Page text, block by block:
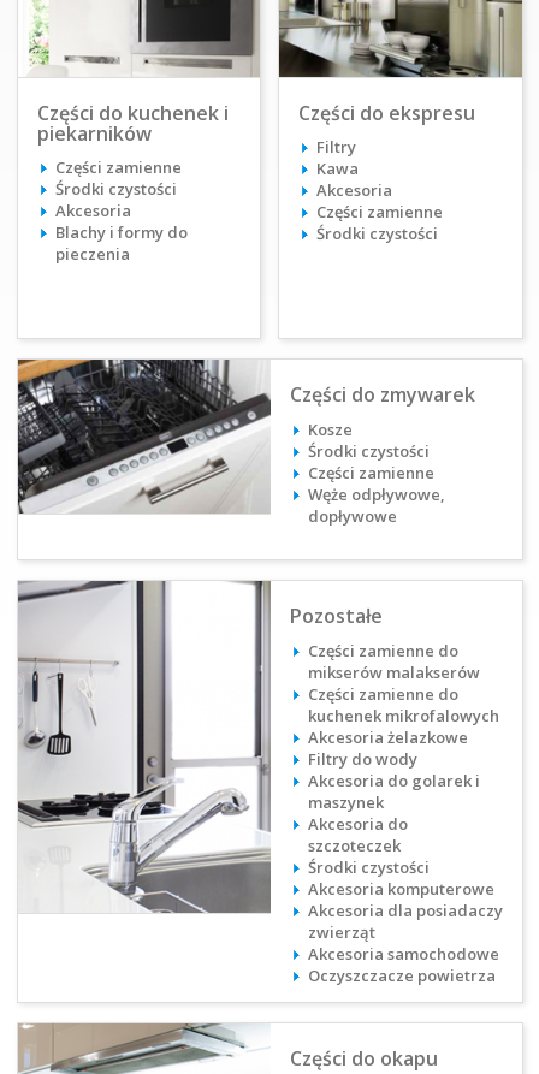
Części do kuchenek i
piekarników
Części zamienne
Środki czystości
Akcesoria
Blachy i formy do
pieczenia
Części do ekspresu
Filtry
Kawa
Akcesoria
Części zamienne
Środki czystości
Części do zmywarek
Kosze
Środki czystości
Części zamienne
Węże odpływowe,
dopływowe
Pozostałe
Części zamienne do
mikserów malakserów
Części zamienne do
kuchenek mikrofalowych
Akcesoria żelazkowe
Filtry do wody
Akcesoria do golarek i
maszynek
Akcesoria do
szczoteczek
Środki czystości
Akcesoria komputerowe​
Akcesoria dla posiadaczy
zwierząt​
Akcesoria samochodowe​
Oczyszczacze powietrza
Części do okapu